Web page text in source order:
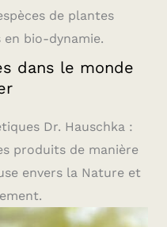
de plantes
bio-dynamie.
dans le monde
Dr. Hauschka :
produits de manière
envers la Nature et